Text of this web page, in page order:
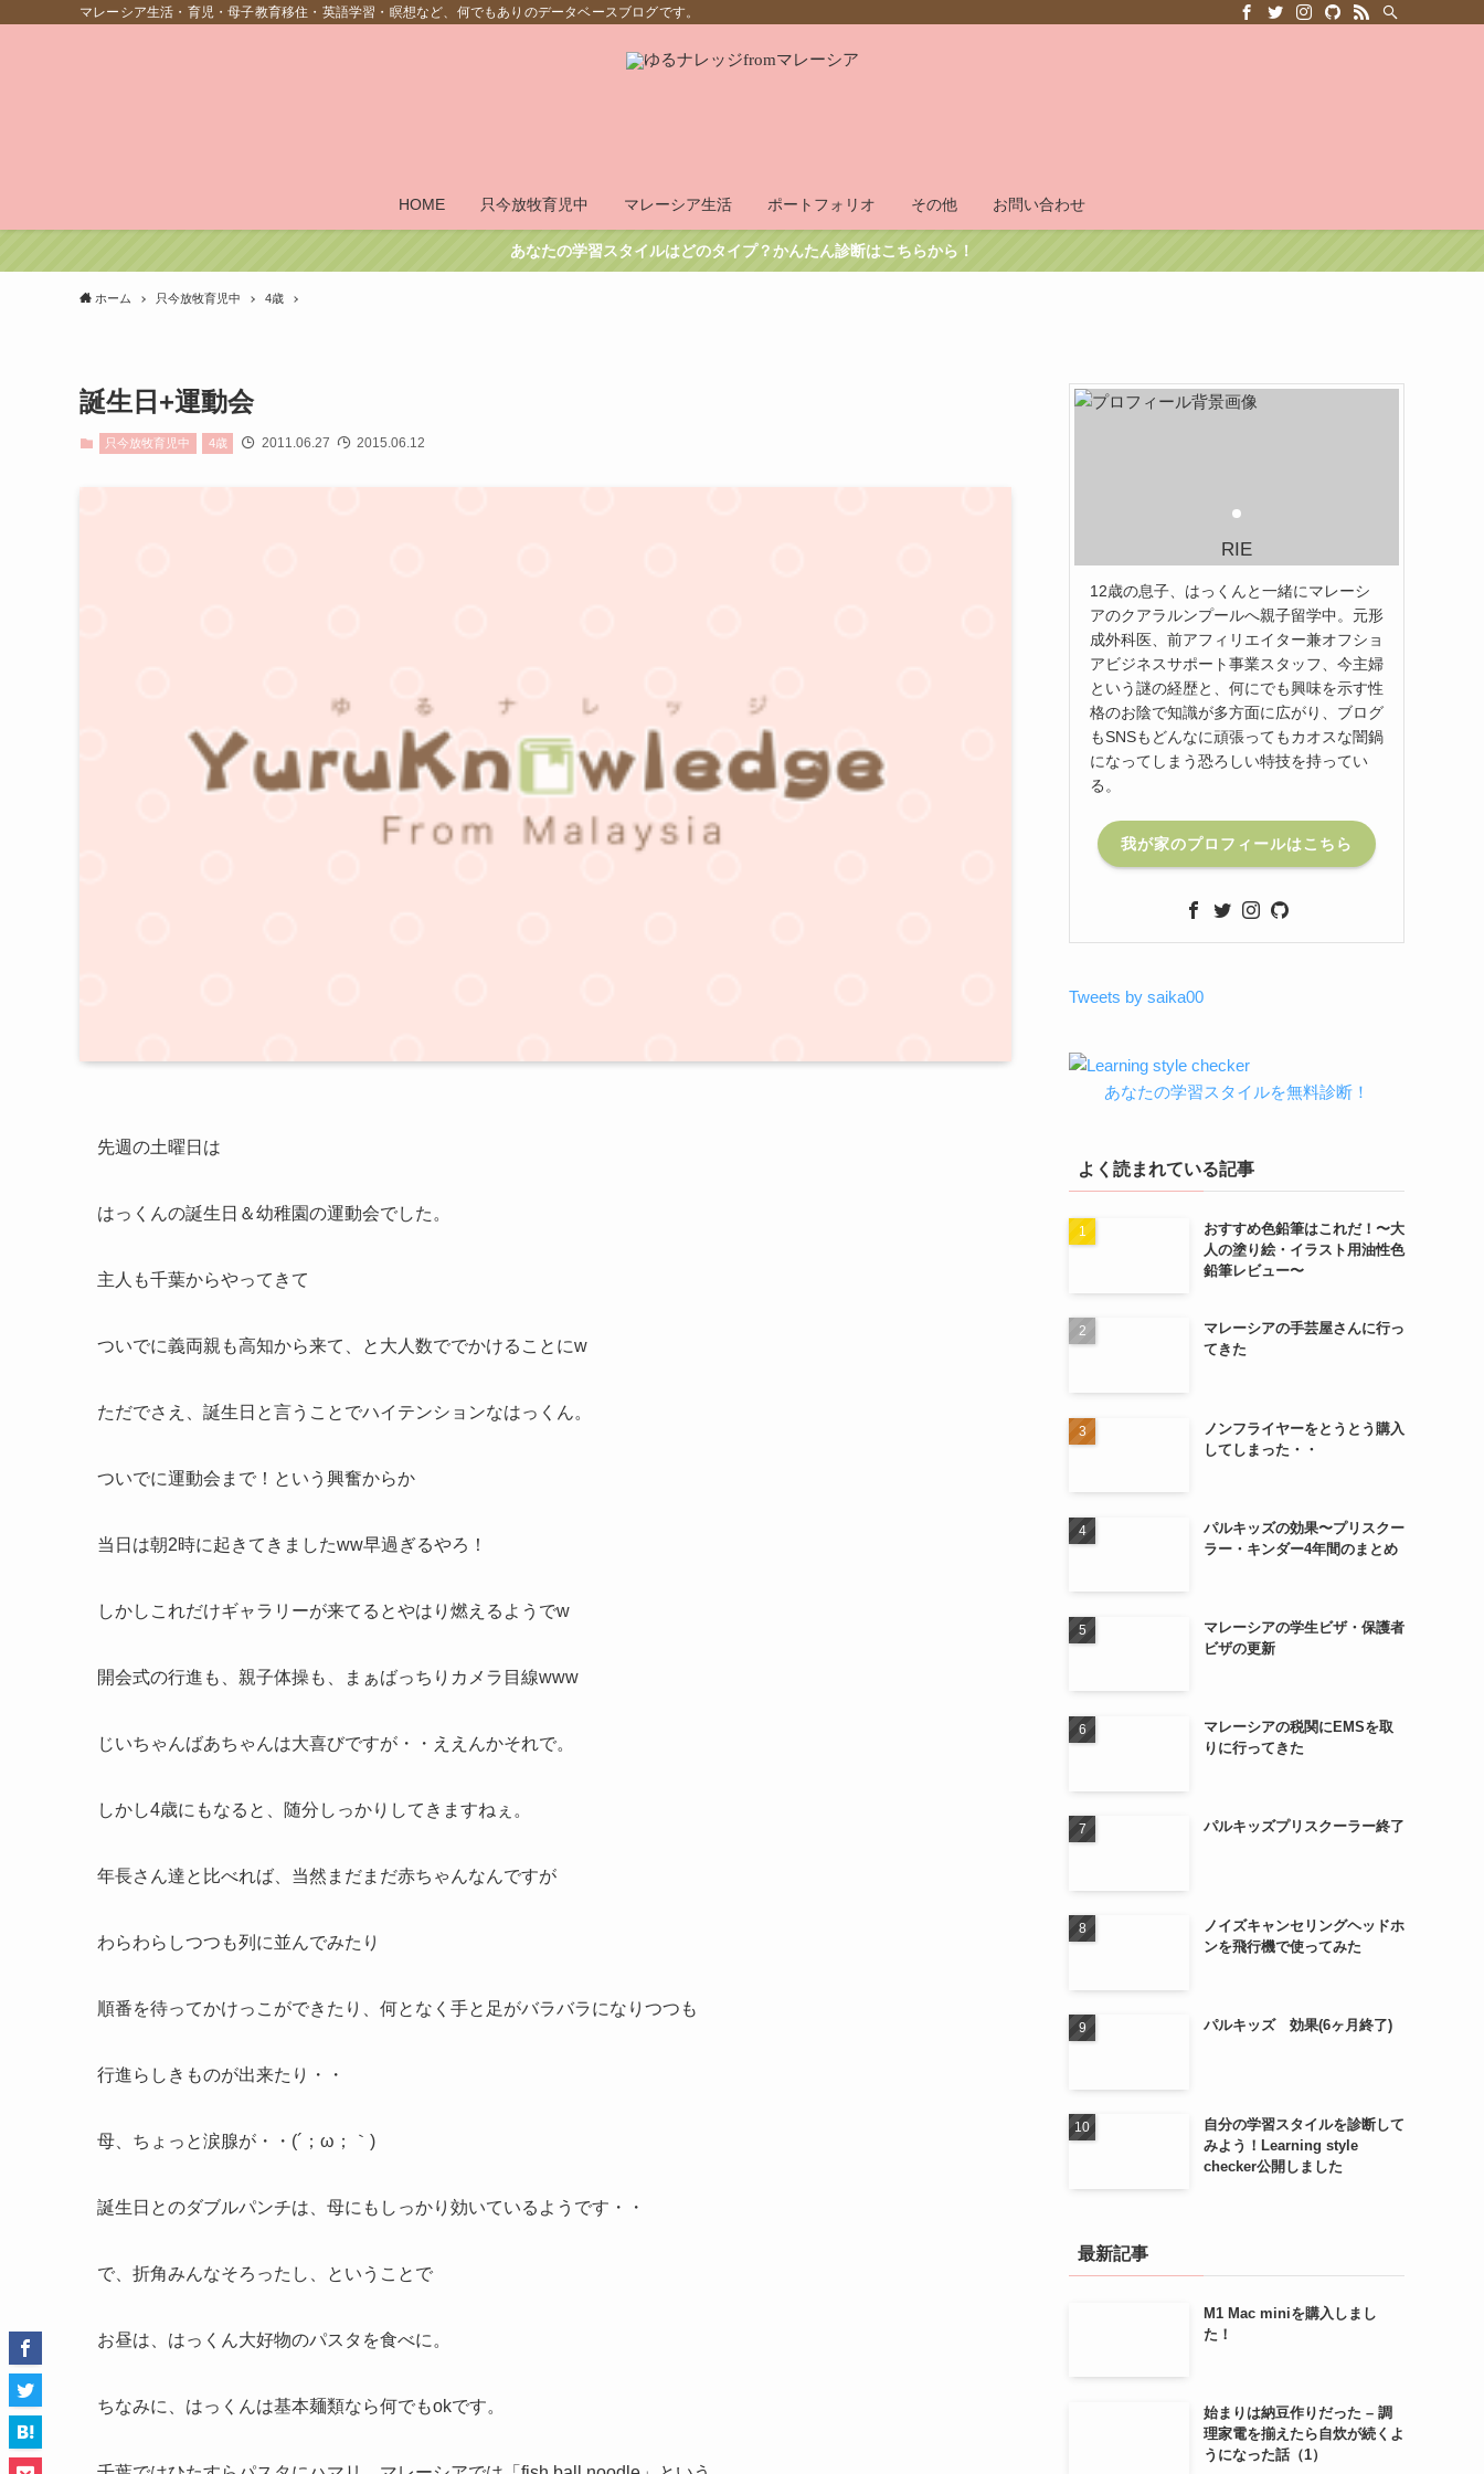
マレーシア生活・育児・母子教育移住・英語学習・瞑想など、何でもありのデータベースブログです。
HOME 只今放牧育児中 マレーシア生活 ポートフォリオ その他 お問い合わせ
あなたの学習スタイルはどのタイプ？かんたん診断はこちらから！
ホーム 只今放牧育児中 4歳
誕生日+運動会
只今放牧育児中 4歳 2011.06.27 2015.06.12
先週の土曜日は
はっくんの誕生日＆幼稚園の運動会でした。
主人も千葉からやってきて
ついでに義両親も高知から来て、と大人数ででかけることにw
ただでさえ、誕生日と言うことでハイテンションなはっくん。
ついでに運動会まで！という興奮からか
当日は朝2時に起きてきましたww早過ぎるやろ！
しかしこれだけギャラリーが来てるとやはり燃えるようでw
開会式の行進も、親子体操も、まぁばっちりカメラ目線www
じいちゃんばあちゃんは大喜びですが・・ええんかそれで。
しかし4歳にもなると、随分しっかりしてきますねぇ。
年長さん達と比べれば、当然まだまだ赤ちゃんなんですが
わらわらしつつも列に並んでみたり
順番を待ってかけっこができたり、何となく手と足がバラバラになりつつも
行進らしきものが出来たり・・
母、ちょっと涙腺が・・(´；ω；｀)
誕生日とのダブルパンチは、母にもしっかり効いているようです・・
で、折角みんなそろったし、ということで
お昼は、はっくん大好物のパスタを食べに。
ちなみに、はっくんは基本麺類なら何でもokです。
RIE
12歳の息子、はっくんと一緒にマレーシ
アのクアラルンプールへ親子留学中。元形
成外科医、前アフィリエイター兼オフショ
アビジネスサポート事業スタッフ、今主婦
という謎の経歴と、何にでも興味を示す性
格のお陰で知識が多方面に広がり、ブログ
もSNSもどんなに頑張ってもカオスな闇鍋
になってしまう恐ろしい特技を持ってい
る。
我が家のプロフィールはこちら
Tweets by saika00
あなたの学習スタイルを無料診断！
よく読まれている記事
おすすめ色鉛筆はこれだ！〜大
人の塗り絵・イラスト用油性色
鉛筆レビュー〜
マレーシアの手芸屋さんに行っ
てきた
ノンフライヤーをとうとう購入
してしまった・・
パルキッズの効果〜プリスクー
ラー・キンダー4年間のまとめ
マレーシアの学生ビザ・保護者
ビザの更新
マレーシアの税関にEMSを取
りに行ってきた
パルキッズプリスクーラー終了
ノイズキャンセリングヘッドホ
ンを飛行機で使ってみた
パルキッズ 効果(6ヶ月終了)
自分の学習スタイルを診断して
みよう！Learning style
checker公開しました
最新記事
M1 Mac miniを購入しまし
た！
始まりは納豆作りだった – 調
理家電を揃えたら自炊が続くよ
うになった話（1）